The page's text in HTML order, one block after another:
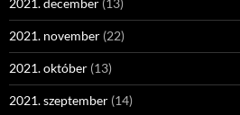
2021. december (13)
2021. november (22)
2021. október (13)
2021. szeptember (14)